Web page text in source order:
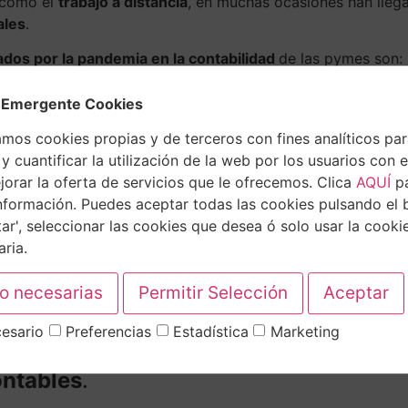
.
por la pandemia en la contabilidad de las pymes son:
empresa, han provocado que se acumulen numerosos
Por lo tanto, se producen desajustes en las
rápida adaptación a la nueva situación laboralpara
y directivosque tienen que implantar medidas que
momento de cuánto dinero dispone la empresa,
solventarlos. Y nos permite saber la salud financiera
revisión mensual de las cuentas para comprobar
.
Cookies
cookies propias y de terceros con fines analíticos
cuantificar la utilización de la web por los usuarios con
la oferta de servicios que le ofrecemos. Clica AQUÍ
Puedes aceptar todas las cookies pulsando el
seleccionar las cookies que desea ó solo usar la
Preferencias Estadística Marketing